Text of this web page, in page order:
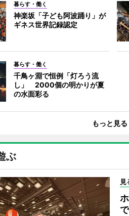
暮らす・働く
神楽坂「子ども阿波踊り」が
ギネス世界記録認定
暮らす・働く
千鳥ヶ淵で恒例「灯ろう流
し」 2000個の明かりが夏
の水面彩る
もっと見る
ぶ
見